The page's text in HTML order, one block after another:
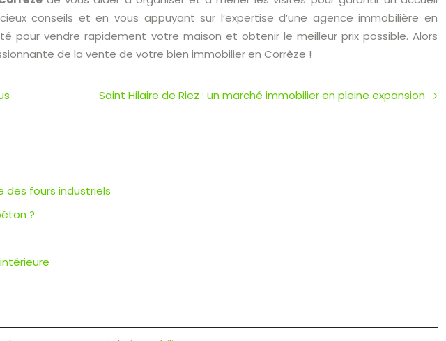
conseils et en vous appuyant sur l’expertise d’une agence immobilière en
pour vendre rapidement votre maison et obtenir le meilleur prix possible. Alors
de la vente de votre bien immobilier en Corrèze !
Saint Hilaire de Riez : un marché immobilier en pleine expansion
fours industriels
?